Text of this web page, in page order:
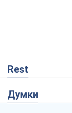
Rest
Думки